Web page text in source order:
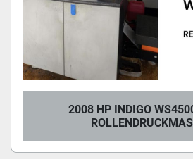
2008 HP INDIGO